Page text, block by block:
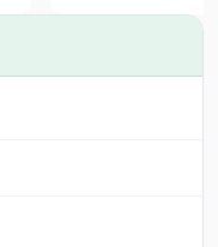
população